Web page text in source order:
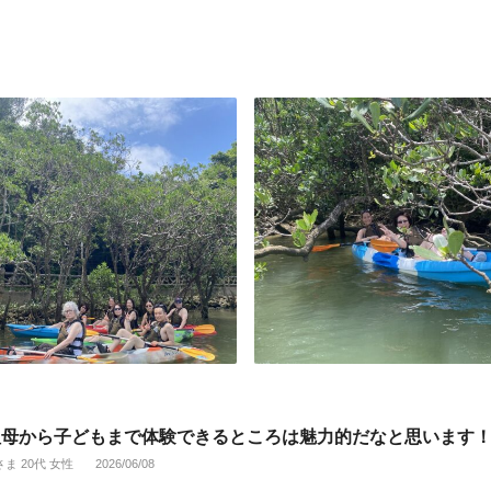
から子どもまで体験できるところは魅力的だなと思います！
ま 20代 女性 2026/06/08